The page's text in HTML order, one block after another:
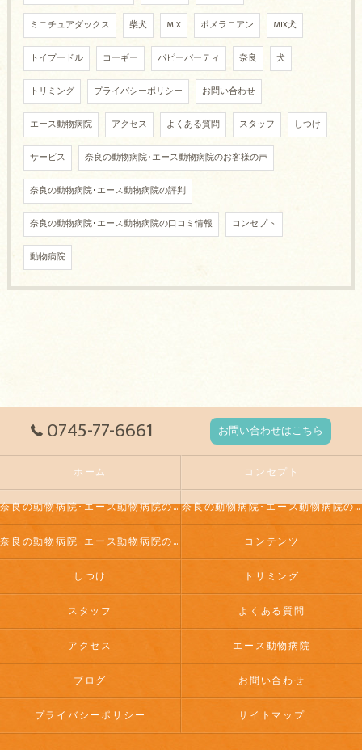
ミニチュアダックス 柴犬 MIX ポメラニアン MIX犬
トイプードル コーギー パピーパーティ 奈良 犬
トリミング プライバシーポリシー お問い合わせ
エース動物病院 アクセス よくある質問 スタッフ しつけ
サービス 奈良の動物病院･エース動物病院のお客様の声
奈良の動物病院･エース動物病院の評判
奈良の動物病院･エース動物病院の口コミ情報 コンセプト
動物病院
0745-77-6661 お問い合わせはこちら
ホーム コンセプト
奈良の動物病院･エース動物病院の口コミ情報 奈良の動物病院･エース動物病院の評判
奈良の動物病院･エース動物病院のお客様の声 コンテンツ
しつけ トリミング
スタッフ よくある質問
アクセス エース動物病院
ブログ お問い合わせ
プライバシーポリシー サイトマップ